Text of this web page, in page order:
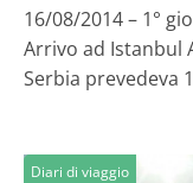
16/08/2014 – 1°
Arrivo ad Istanbul
Serbia prevedeva
Diari di viaggio